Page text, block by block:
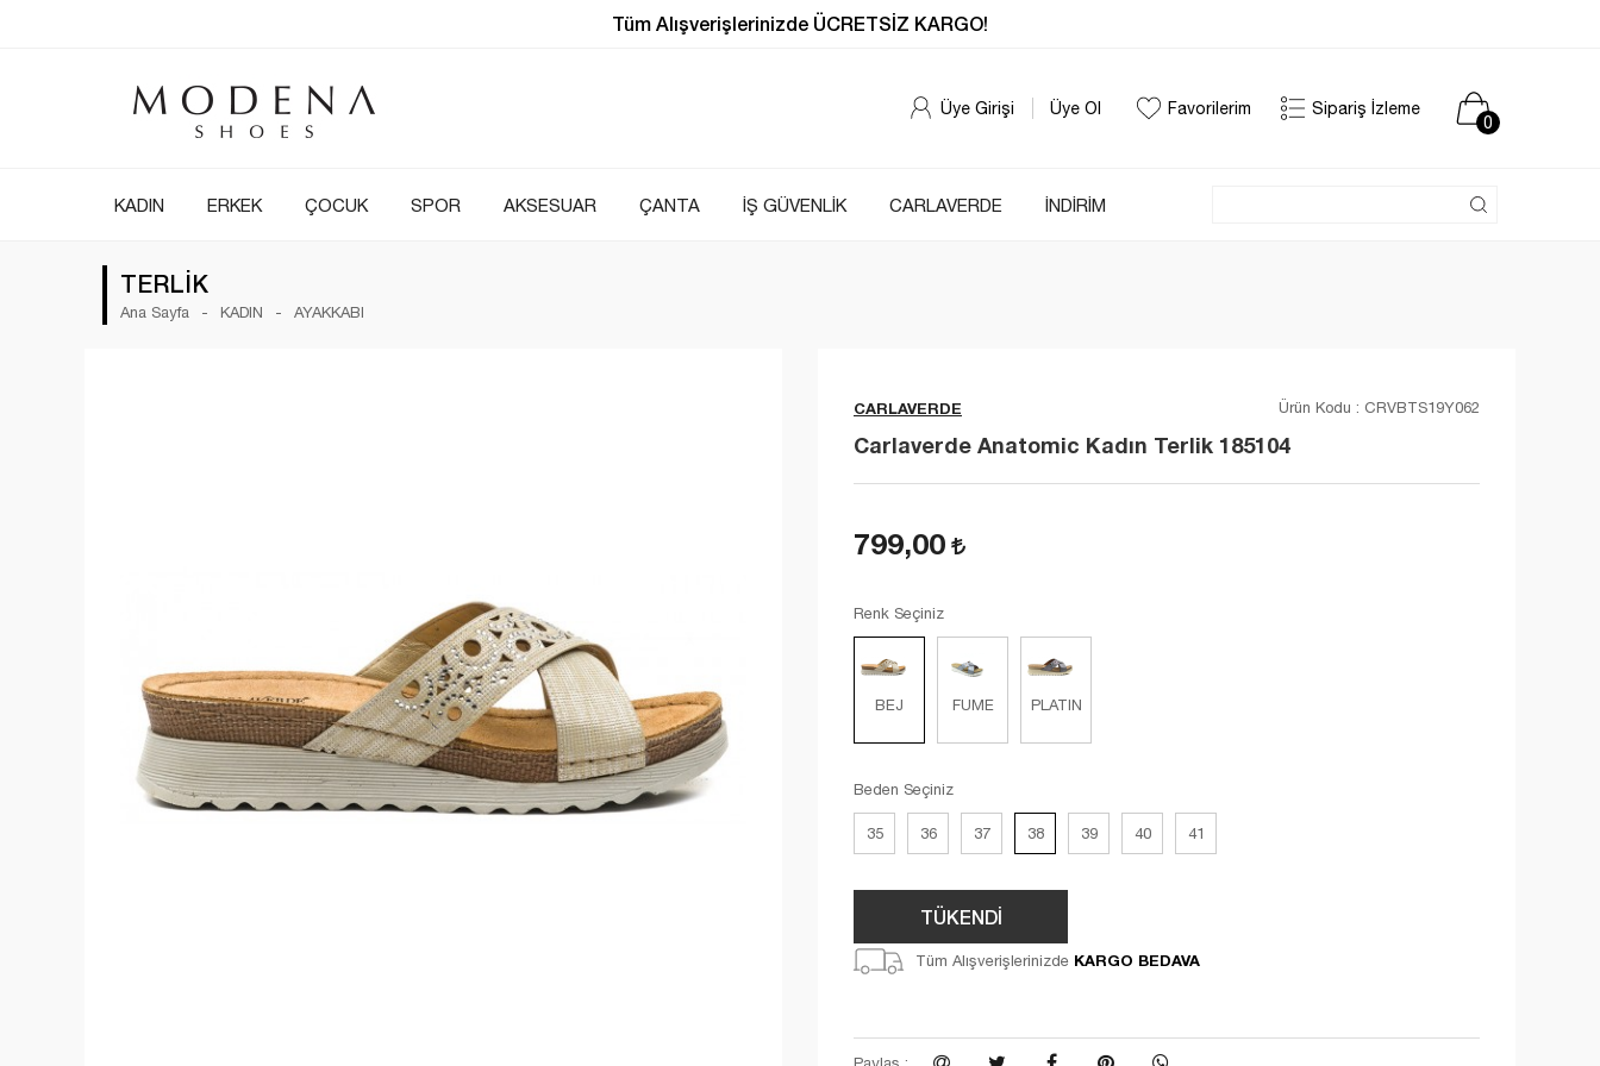
Üye Girişi Üye Ol Favorilerim Sipariş İzleme
0
KADIN ERKEK ÇOCUK SPOR AKSESUAR ÇANTA İŞ GÜVENLİK CARLAVERDE İNDİRİM
Tüm Alışverişlerinizde ÜCRETSİZ KARGO!
TERLİK
Ana Sayfa KADIN AYAKKABI
CARLAVERDE Ürün Kodu : CRVBTS19Y062
Carlaverde Anatomic Kadın Terlik 185104
799,00
Renk Seçiniz
BEJ FUME PLATIN
Beden Seçiniz
35 36 37 38 39 40 41
TÜKENDİ
Tüm Alışverişlerinizde KARGO BEDAVA